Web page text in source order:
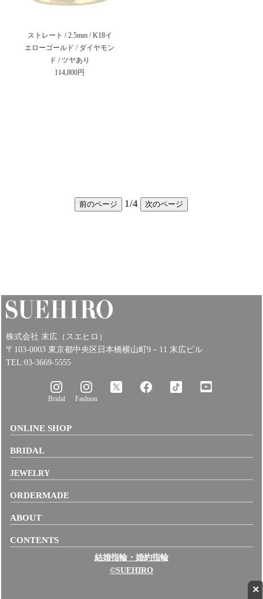
×
ストレート / 2.5mm / K18イ
エローゴールド / ダイヤモン
ド / ツヤあり
114,800円
前のページ 1/4 次のページ
株式会社 末広（スエヒロ）
〒103-0003 東京都中央区日本橋横山町9－11 末広ビル
TEL:03-3669-5555
Bridal Fashion
ONLINE SHOP
BRIDAL
JEWELRY
ORDERMADE
ABOUT
CONTENTS
結婚指輪・婚約指輪
©SUEHIRO